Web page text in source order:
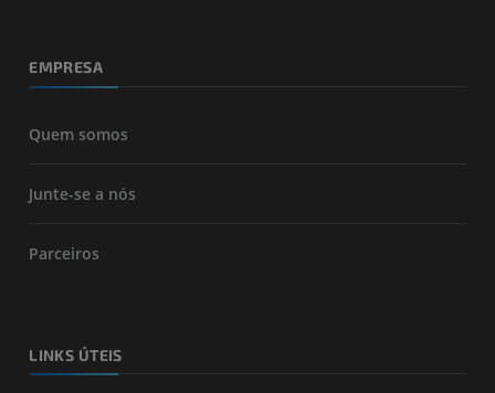
EMPRESA
Quem somos
Junte-se a nós
Parceiros
LINKS ÚTEIS